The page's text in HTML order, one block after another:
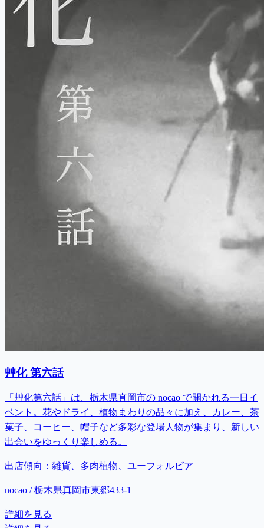
艸化 第六話
「艸化第六話」は、栃木県真岡市の nocao で開かれる一日イ
ベント。花やドライ、植物まわりの品々に加え、カレー、茶
菓子、コーヒー、帽子など多彩な登場人物が集まり、新しい
出会いをゆっくり楽しめる。
出店傾向： 雑貨、多肉植物、ユーフォルビア
nocao / 栃木県真岡市東郷433-1
詳細を見る